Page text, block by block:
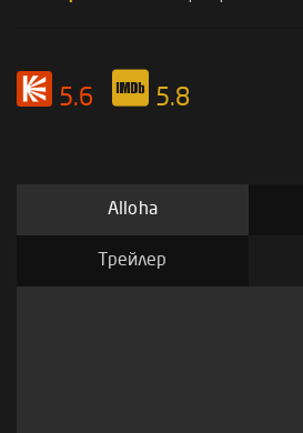
5.6 5.8
Alloha
Трейлер